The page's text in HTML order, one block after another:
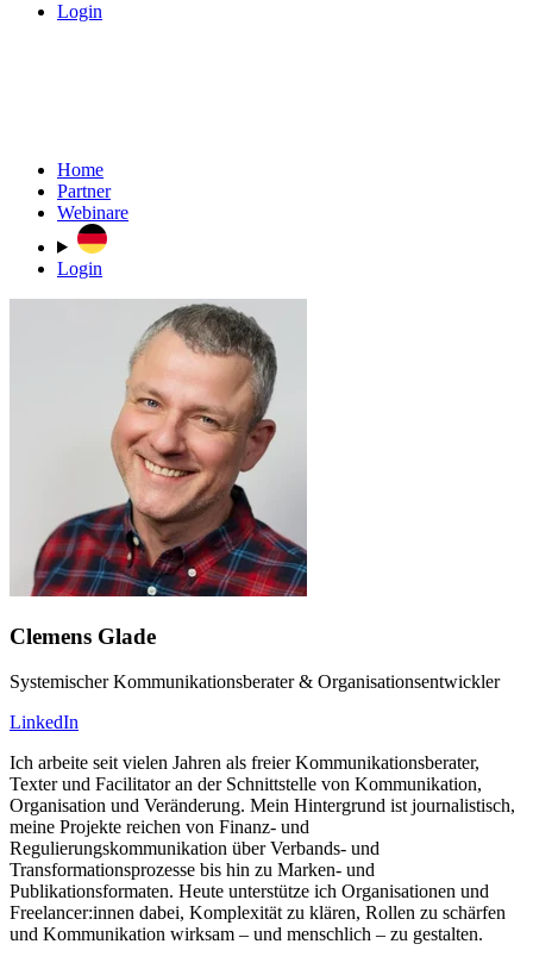
Login
Home
Partner
Webinare
Login
Clemens Glade
Systemischer Kommunikationsberater & Organisationsentwickler
LinkedIn
Ich arbeite seit vielen Jahren als freier Kommunikationsberater,
Texter und Facilitator an der Schnittstelle von Kommunikation,
Organisation und Veränderung. Mein Hintergrund ist journalistisch,
meine Projekte reichen von Finanz- und
Regulierungskommunikation über Verbands- und
Transformationsprozesse bis hin zu Marken- und
Publikationsformaten. Heute unterstütze ich Organisationen und
Freelancer:innen dabei, Komplexität zu klären, Rollen zu schärfen
und Kommunikation wirksam – und menschlich – zu gestalten.